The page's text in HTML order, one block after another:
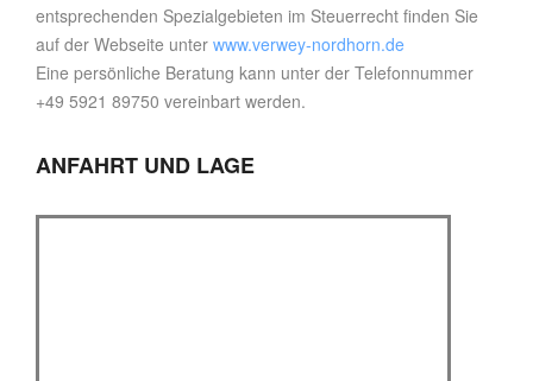
entsprechenden Spezialgebieten im Steuerrecht finden Sie
auf der Webseite unter www.verwey-nordhorn.de
Eine persönliche Beratung kann unter der Telefonnummer
+49 5921 89750 vereinbart werden.
ANFAHRT UND LAGE